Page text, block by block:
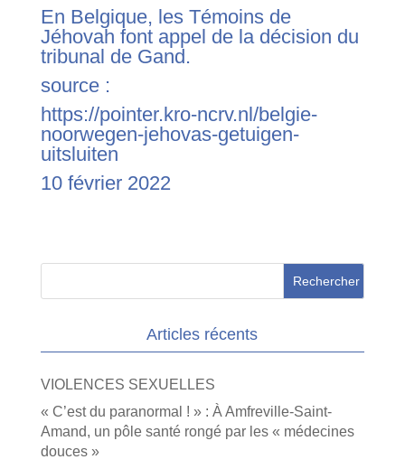
En Belgique, les Témoins de
Jéhovah font appel de la décision du
tribunal de Gand.
source :
https://pointer.kro-ncrv.nl/belgie-
noorwegen-jehovas-getuigen-
uitsluiten
10 février 2022
Articles récents
VIOLENCES SEXUELLES
« C’est du paranormal ! » : À Amfreville-Saint-
Amand, un pôle santé rongé par les « médecines
douces »